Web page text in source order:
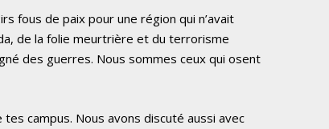
fous de paix pour une région qui n’avait
de la folie meurtrière et du terrorisme
des guerres. Nous sommes ceux qui osent
campus. Nous avons discuté aussi avec